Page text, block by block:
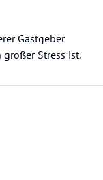
Gastgeber
Stress ist.